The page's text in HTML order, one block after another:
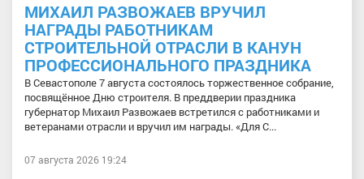
МИХАИЛ РАЗВОЖАЕВ ВРУЧИЛ
НАГРАДЫ РАБОТНИКАМ
СТРОИТЕЛЬНОЙ ОТРАСЛИ В КАНУН
ПРОФЕССИОНАЛЬНОГО ПРАЗДНИКА
В Севастополе 7 августа состоялось торжественное собрание,
посвящённое Дню строителя. В преддверии праздника
губернатор Михаил Развожаев встретился с работниками и
ветеранами отрасли и вручил им награды. «Для С...
07 августа 2026 19:24